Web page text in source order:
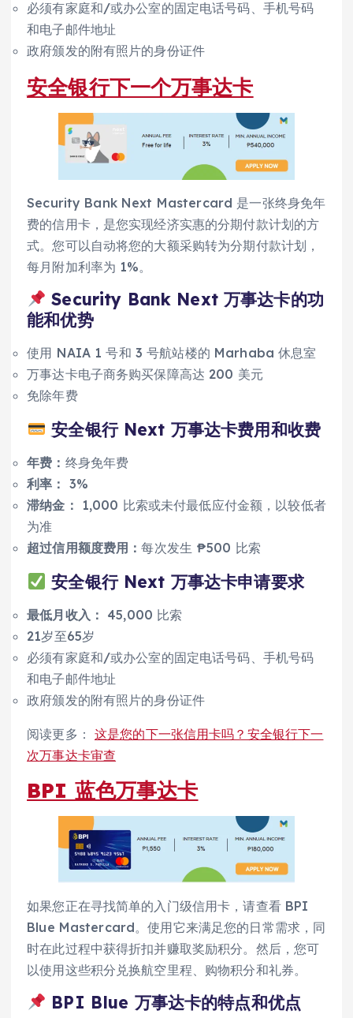
必须有家庭和/或办公室的固定电话号码、手机号码
和电子邮件地址
政府颁发的附有照片的身份证件
安全银行下一个万事达卡
Security Bank Next Mastercard 是一张终身免年
费的信用卡，是您实现经济实惠的分期付款计划的方
式。您可以自动将您的大额采购转为分期付款计划，
每月附加利率为 1%。
Security Bank Next 万事达卡的功
能和优势
使用 NAIA 1 号和 3 号航站楼的 Marhaba 休息室
万事达卡电子商务购买保障高达 200 美元
免除年费
安全银行 Next 万事达卡费用和收费
年费： 终身免年费
利率： 3%
滞纳金：
1,000 比索或未付最低应付金额，以较低者
为准
超过信用额度费用：每次发生 ₱500 比索
安全银行 Next 万事达卡申请要求
最低月收入： 45,000 比索
21岁至65岁
必须有家庭和/或办公室的固定电话号码、手机号码
和电子邮件地址
政府颁发的附有照片的身份证件
阅读更多： 这是您的下一张信用卡吗？安全银行下一
次万事达卡审查
BPI 蓝色万事达卡
如果您正在寻找简单的入门级信用卡，请查看 BPI
Blue Mastercard。使用它来满足您的日常需求，同
时在此过程中获得折扣并赚取奖励积分。然后，您可
以使用这些积分兑换航空里程、购物积分和礼券。
BPI Blue 万事达卡的特点和优点